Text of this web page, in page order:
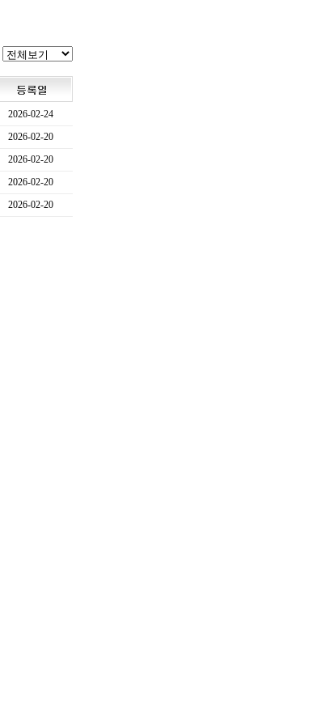
2026-02-24
2026-02-20
2026-02-20
2026-02-20
2026-02-20